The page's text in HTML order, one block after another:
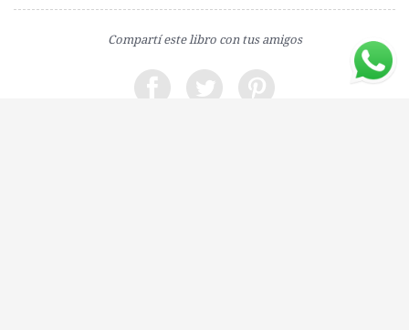
Compartí este libro con tus amigos